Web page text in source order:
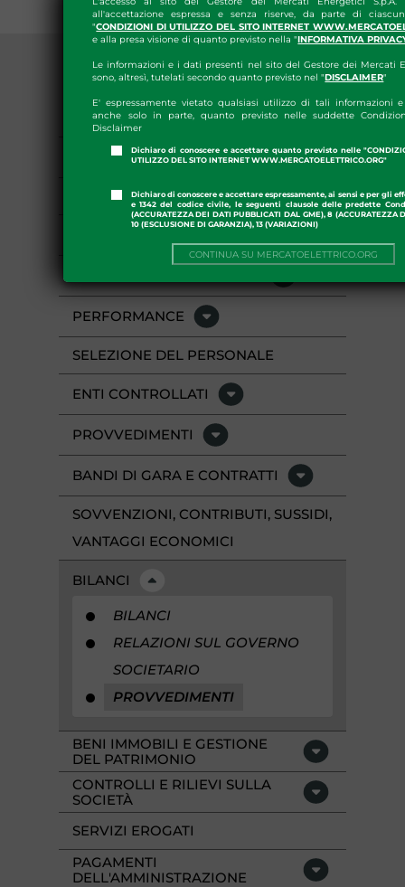
all'accettazione espressa e senza riserve, da parte di
"CONDIZIONI DI UTILIZZO DEL SITO INTERNET
e alla presa visione di quanto previsto nella "INFORMATIVA
Le informazioni e i dati presenti nel sito del Gestore dei Mercati
sono, altresì, tutelati secondo quanto previsto nel "DISCLAIMER"
E' espressamente vietato qualsiasi utilizzo di tali informazioni
anche solo in parte, quanto previsto nelle suddette
Disclaimer
Dichiaro di conoscere e accettare quanto previsto nelle
UTILIZZO DEL SITO INTERNET WWW.MERCATOELETTRICO.ORG"
Dichiaro di conoscere e accettare espressamente, ai sensi e per gli
e 1342 del codice civile, le seguenti clausole delle predette
(ACCURATEZZA DEI DATI PUBBLICATI DAL GME), 8 (ACCURATEZZA
10 (ESCLUSIONE DI GARANZIA), 13 (VARIAZIONI)
CONTINUA SU MERCATOELETTRICO.ORG
DISPOSIZIONI GENERALI
ORGANIZZAZIONE
CONSULENTI E COLLABORATORI
PERFORMANCE
SELEZIONE DEL PERSONALE
ENTI CONTROLLATI
PROVVEDIMENTI
BANDI DI GARA E CONTRATTI
SOVVENZIONI, CONTRIBUTI, SUSSIDI,
VANTAGGI ECONOMICI
BILANCI
BILANCI
RELAZIONI SUL GOVERNO
SOCIETARIO
PROVVEDIMENTI
BENI IMMOBILI E GESTIONE
DEL PATRIMONIO
CONTROLLI E RILIEVI SULLA
SOCIETÀ
SERVIZI EROGATI
PAGAMENTI
DELL'AMMINISTRAZIONE